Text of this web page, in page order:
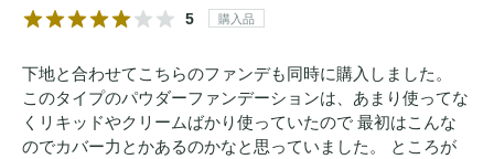
5 購入品
下地と合わせてこちらのファンデも同時に購入しました。
このタイプのパウダーファンデーションは、あまり使ってな
くリキッドやクリームばかり使っていたので 最初はこんな
のでカバー力とかあるのかなと思っていました。 ところが